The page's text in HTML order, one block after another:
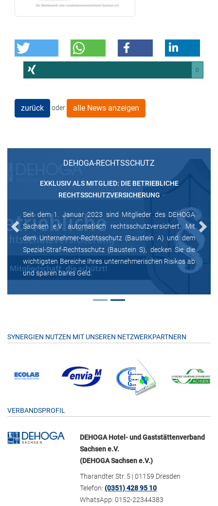
0
zurück oder alle News anzeigen
DEHOGA-RECHTSSCHUTZ
EXKLUSIV ALS MITGLIED: DIE BETRIEBLICHE
RECHTSSCHUTZVERSICHERUNG
Seit dem 1. Januar 2023 sind Mitglieder des DEHOGA
Sachsen e.V. automatisch rechtsschutzversichert. Mit
dem Unternehmer-Rechtsschutz (Baustein A) und dem
Spezial-Straf-Rechtsschutz (Baustein S), decken Sie die
wichtigsten Bereiche Ihres unternehmerischen Risikos ab
und sparen bares Geld.
Previous Next
SYNERGIEN NUTZEN MIT UNSEREN NETZWERKPARTNERN
VERBANDSPROFIL
DEHOGA Hotel- und Gaststättenverband
Sachsen e.V.
(DEHOGA Sachsen e.V.)
Tharandter Str. 5 | 01159 Dresden
Telefon:(0351) 428 95 10
WhatsApp: 0152-22344383